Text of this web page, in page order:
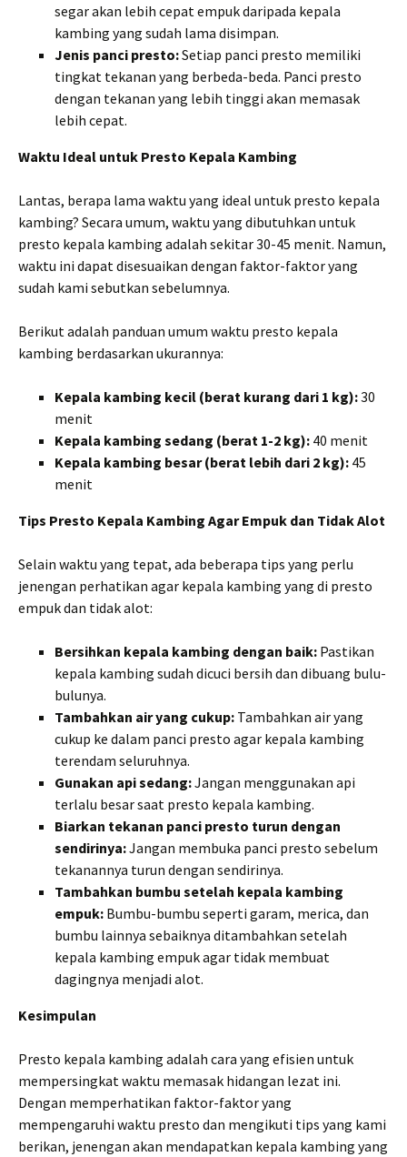
segar akan lebih cepat empuk daripada kepala
kambing yang sudah lama disimpan.
Jenis panci presto:Setiap panci presto memiliki
tingkat tekanan yang berbeda-beda. Panci presto
dengan tekanan yang lebih tinggi akan memasak
lebih cepat.
Waktu Ideal untuk Presto Kepala Kambing
Lantas, berapa lama waktu yang ideal untuk presto kepala
kambing? Secara umum, waktu yang dibutuhkan untuk
presto kepala kambing adalah sekitar 30-45 menit. Namun,
waktu ini dapat disesuaikan dengan faktor-faktor yang
sudah kami sebutkan sebelumnya.
Berikut adalah panduan umum waktu presto kepala
kambing berdasarkan ukurannya:
Kepala kambing kecil (berat kurang dari 1 kg):30
menit
Kepala kambing sedang (berat 1-2 kg): 40 menit
Kepala kambing besar (berat lebih dari 2 kg): 45
menit
Tips Presto Kepala Kambing Agar Empuk dan Tidak Alot
Selain waktu yang tepat, ada beberapa tips yang perlu
jenengan perhatikan agar kepala kambing yang di presto
empuk dan tidak alot:
Bersihkan kepala kambing dengan baik: Pastikan
kepala kambing sudah dicuci bersih dan dibuang bulu-
bulunya.
Tambahkan air yang cukup: Tambahkan air yang
cukup ke dalam panci presto agar kepala kambing
terendam seluruhnya.
Gunakan api sedang:Jangan menggunakan api
terlalu besar saat presto kepala kambing.
Biarkan tekanan panci presto turun dengan
sendirinya:Jangan membuka panci presto sebelum
tekanannya turun dengan sendirinya.
Tambahkan bumbu setelah kepala kambing
empuk: Bumbu-bumbu seperti garam, merica, dan
bumbu lainnya sebaiknya ditambahkan setelah
kepala kambing empuk agar tidak membuat
dagingnya menjadi alot.
Kesimpulan
Presto kepala kambing adalah cara yang efisien untuk
mempersingkat waktu memasak hidangan lezat ini.
Dengan memperhatikan faktor-faktor yang
mempengaruhi waktu presto dan mengikuti tips yang kami
berikan, jenengan akan mendapatkan kepala kambing yang